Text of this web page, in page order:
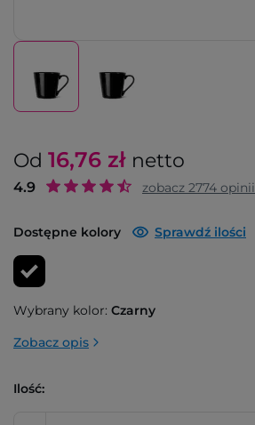
Od 16,76 zł netto
4.9 zobacz 2774 opinii
Dostępne kolory Sprawdź ilości
Wybrany kolor: Czarny
Zobacz opis
Ilość: